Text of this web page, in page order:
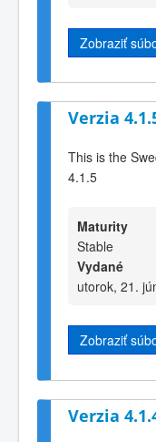
Zobraziť
Verzia
This is the
4.1.5
Maturity
Stable
Vydané
utorok, 21.
Zobraziť
Verzia